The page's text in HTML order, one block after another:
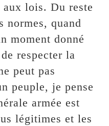
lois. Du reste
normes, quand
moment donné
respecter la
peut pas
peuple, je pense
armée est
légitimes et les